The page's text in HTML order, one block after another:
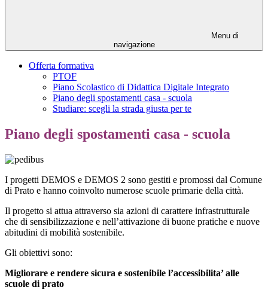
Menu di
navigazione
Offerta formativa
PTOF
Piano Scolastico di Didattica Digitale Integrato
Piano degli spostamenti casa - scuola
Studiare: scegli la strada giusta per te
Piano degli spostamenti casa - scuola
I progetti DEMOS e DEMOS 2 sono gestiti e promossi dal Comune
di Prato e hanno coinvolto numerose scuole primarie della città.
Il progetto si attua attraverso sia azioni di carattere infrastrutturale
che di sensibilizzazione e nell’attivazione di buone pratiche e nuove
abitudini di mobilità sostenibile.
Gli obiettivi sono:
Migliorare e rendere sicura e sostenibile l’accessibilita’ alle
scuole di prato